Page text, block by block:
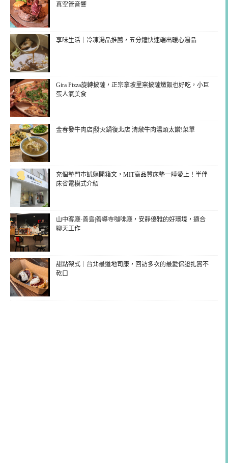
真空管音響
享味生活｜冷凍湯品推薦，五分鐘快速端出暖心湯品
Gira Pizza旋轉披薩，正宗拿坡里窯披薩燉飯也好吃，小巨
蛋人氣美食
金春發牛肉店|發火鍋復北店 清燉牛肉湯頭太讚!菜單
充個墊門市試躺開箱文，MIT高品質床墊一睡愛上！半伴
床省電模式介紹
山中客廳·善島|善導寺咖啡廳，安靜優雅的好環境，適合
聊天工作
甜點架式｜台北最道地司康，回訪多次的最愛保證扎實不
乾口